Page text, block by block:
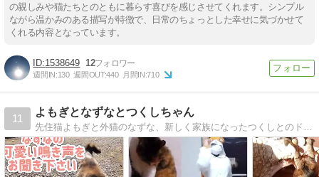
の親しみや猫たちとのともに暮らす喜びを感じさせてくれます。シンプル
ながら温かみのある描写が特徴で、日常のちょっとした幸せに気づかせて
くれる内容となっています。
1538649 12
週間IN:130 週間OUT:440 月間IN:710
11
よもぎとなずなとつくしちゃん
先住猫よもぎと外猫のなずな、新しく家族になったつくしとのドタバタ楽しい生活です。